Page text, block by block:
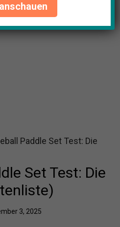
Paddle Set Test: Die
Set Test: Die
3, 2025